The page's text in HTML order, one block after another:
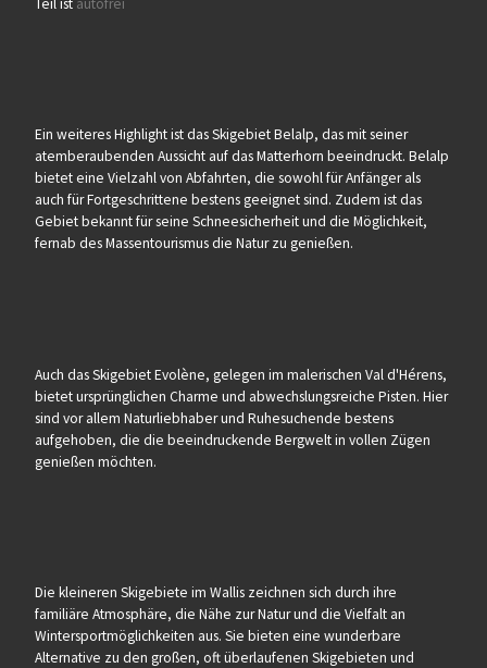
Ein weiteres Highlight ist das Skigebiet Belalp, das mit seiner
atemberaubenden Aussicht auf das Matterhorn beeindruckt. Belalp
bietet eine Vielzahl von Abfahrten, die sowohl für Anfänger als
auch für Fortgeschrittene bestens geeignet sind. Zudem ist das
Gebiet bekannt für seine Schneesicherheit und die Möglichkeit,
fernab des Massentourismus die Natur zu genießen.
Auch das Skigebiet Evolène, gelegen im malerischen Val d'Hérens,
bietet ursprünglichen Charme und abwechslungsreiche Pisten. Hier
sind vor allem Naturliebhaber und Ruhesuchende bestens
aufgehoben, die die beeindruckende Bergwelt in vollen Zügen
genießen möchten.
Die kleineren Skigebiete im Wallis zeichnen sich durch ihre
familiäre Atmosphäre, die Nähe zur Natur und die Vielfalt an
Wintersportmöglichkeiten aus. Sie bieten eine wunderbare
Alternative zu den großen, oft überlaufenen Skigebieten und